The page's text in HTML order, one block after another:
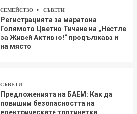
СЕМЕЙСТВО СЪВЕТИ
Регистрацията за маратона
Голямото Цветно Тичане на „Нестле
за Живей Aктивно!“ продължава и
на място
СЪВЕТИ
Предложенията на БАЕМ: Как да
повишим безопасността на
електрическите тротинетки